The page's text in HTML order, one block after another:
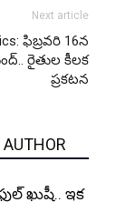
Next article
ఫిబ్రవరి 16న
రైతుల కీలక
ప్రకటన
AUTHOR
ఖుషీ.. ఇక